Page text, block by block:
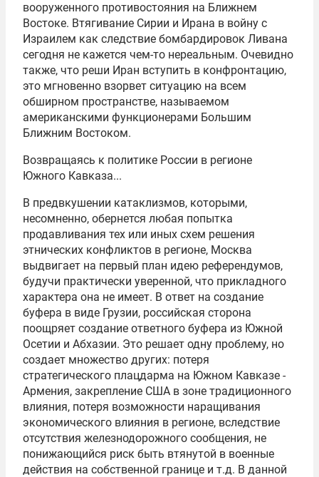
вооруженного противостояния на Ближнем
Востоке. Втягивание Сирии и Ирана в войну с
Израилем как следствие бомбардировок Ливана
сегодня не кажется чем-то нереальным. Очевидно
также, что реши Иран вступить в конфронтацию,
это мгновенно взорвет ситуацию на всем
обширном пространстве, называемом
американскими функционерами Большим
Ближним Востоком.
Возвращаясь к политике России в регионе
Южного Кавказа...
В предвкушении катаклизмов, которыми,
несомненно, обернется любая попытка
продавливания тех или иных схем решения
этнических конфликтов в регионе, Москва
выдвигает на первый план идею референдумов,
будучи практически уверенной, что прикладного
характера она не имеет. В ответ на создание
буфера в виде Грузии, российская сторона
поощряет создание ответного буфера из Южной
Осетии и Абхазии. Это решает одну проблему, но
создает множество других: потеря
стратегического плацдарма на Южном Кавказе -
Армения, закрепление США в зоне традиционного
влияния, потеря возможности наращивания
экономического влияния в регионе, вследствие
отсутствия железнодорожного сообщения, не
понижающийся риск быть втянутой в военные
действия на собственной границе и т.д. В данной